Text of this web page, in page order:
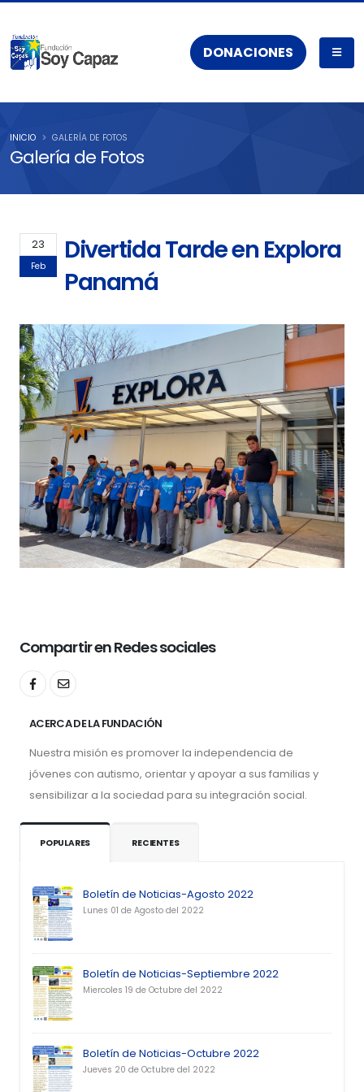
DONACIONES
Galería de Fotos
INICIO GALERÍA DE FOTOS
23
Feb
Divertida Tarde en Explora
Panamá
Compartir en Redes sociales
ACERCA DE LA FUNDACIÓN
Nuestra misión es promover la independencia de
jóvenes con autismo, orientar y apoyar a sus familias y
sensibilizar a la sociedad para su integración social.
POPULARES RECIENTES
Boletín de Noticias-Agosto 2022
Lunes 01 de Agosto del 2022
Boletín de Noticias-Septiembre 2022
Miercoles 19 de Octubre del 2022
Boletín de Noticias-Octubre 2022
Jueves 20 de Octubre del 2022